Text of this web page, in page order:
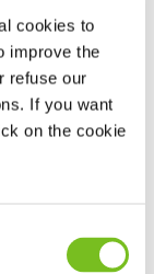
cookies to
improve the
refuse our
If you want
on the cookie
het gebruik
en wat u van
Deze
VIVISOL-
in te stellen op